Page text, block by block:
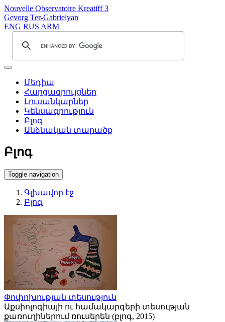
Nouvelle Observatoire Kreatiff 3
Gevorg Ter-Gabrielyan
ENG RUS ARM
Մեդիա
Հարցազրույցներ
Լուսանկարներ
Կենսագրություն
Բլոգ
Անձնական տարածք
Բլոգ
Toggle navigation
Գլխավոր էջ
Բլոգ
Փոփոխության տեսություն
Աքսիոլոգիայի ու համակարգերի տեսության
քառուղիներում ռուսերեն (բլոգ, 2015)